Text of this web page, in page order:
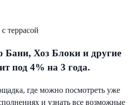
террасой
Хоз Блоки и другие
под 4% на 3 года.
где можно посмотреть уже
и узнать все возможные